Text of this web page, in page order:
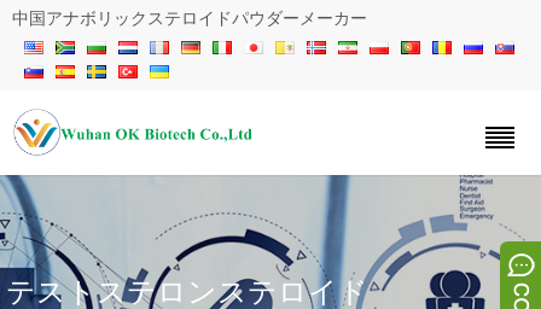
中国アナボリックステロイドパウダーメーカー
テストステロンステロイド